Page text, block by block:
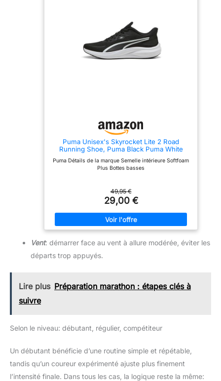
Puma Unisex's Skyrocket Lite 2 Road
Running Shoe, Puma Black Puma White
Puma Détails de la marque Semelle intérieure Softfoam
Plus Bottes basses
49,95 €
29,00 €
Vent: démarrer face au vent à allure modérée, éviter les
départs trop appuyés.
Lire plus Préparation marathon : étapes clés à
suivre
Selon le niveau: débutant, régulier, compétiteur
Un débutant bénéficie d’une routine simple et répétable,
tandis qu’un coureur expérimenté ajuste plus finement
l’intensité finale. Dans tous les cas, la logique reste la même: